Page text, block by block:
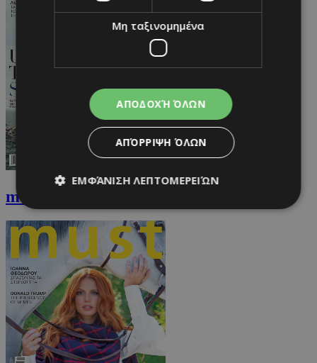
must Δεκεμβρίου
Μη ταξινομημένα
ΑΠΟΔΟΧΉ ΌΛΩΝ
ΑΠΌΡΡΙΨΗ ΌΛΩΝ
ΕΜΦΆΝΙΣΗ ΛΕΠΤΟΜΕΡΕΙΏΝ
Απολύτως απαραίτητα
Στόχευσης
Λειτουργικότητας
Μη ταξινομημένα
Τα απολύτως απαραίτητα cookies επιτρέπουν
βασικές λειτουργίες του ιστότοπου, όπως τη
σύνδεση χρήστη και τη διαχείριση λογαριασμού.
Ο ιστότοπος δεν μπορεί να χρησιμοποιηθεί σωστά
χωρίς τα απολύτως απαραίτητα cookies.